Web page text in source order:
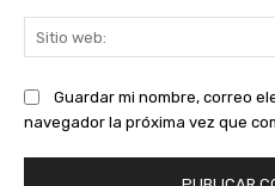
Guardar mi nombre, correo
navegador la próxima vez que